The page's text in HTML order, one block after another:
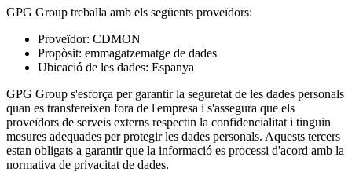
GPG Group treballa amb els següents proveïdors:
Proveïdor: CDMON
Propòsit: emmagatzematge de dades
Ubicació de les dades: Espanya
GPG Group s'esforça per garantir la seguretat de les dades personals
quan es transfereixen fora de l'empresa i s'assegura que els
proveïdors de serveis externs respectin la confidencialitat i tinguin
mesures adequades per protegir les dades personals. Aquests tercers
estan obligats a garantir que la informació es processi d'acord amb la
normativa de privacitat de dades.